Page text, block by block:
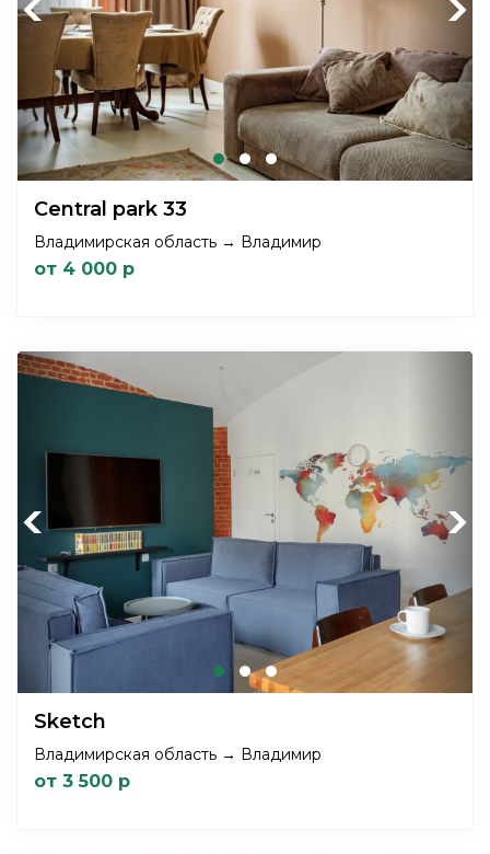
Previous Next
Central park 33
Владимирская область → Владимир
от 4 000 р
Previous Next
Sketch
Владимирская область → Владимир
от 3 500 р